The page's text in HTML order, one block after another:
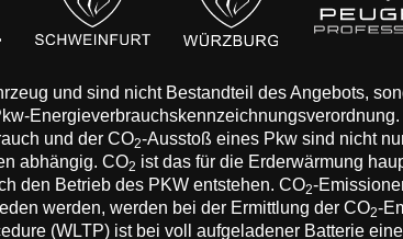
und sind nicht Bestandteil des Angebots,
und der CO2-Ausstoß eines Pkw sind nicht
abhängig. CO2 ist das für die Erderwärmung
den Betrieb des PKW entstehen. CO2-
werden, werden bei der Ermittlung der CO2-
(WLTP) ist bei voll aufgeladener Batterie